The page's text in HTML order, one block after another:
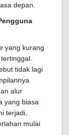
depan.
yang kurang
tidak lagi
alur
yang biasa
terjadi,
mulai